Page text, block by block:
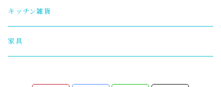
キッチン雑貨
家具